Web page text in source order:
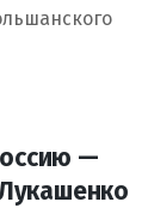
—